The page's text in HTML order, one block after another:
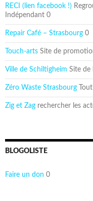
RECI (lien facebook !)
Indépendant 0
Repair Café – Strasbourg 0
Touch-arts Site de
Ville de Schiltigheim Site de
Zéro Waste Strasbourg
Zig et Zag rechercher les
BLOGOLISTE
Faire un don 0